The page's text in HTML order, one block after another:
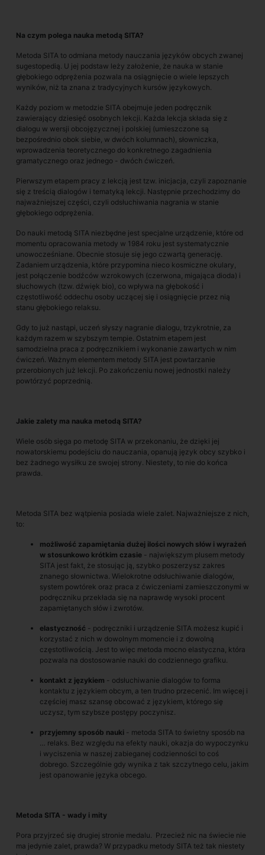
Na czym polega nauka metodą SITA?
Metoda SITA to odmiana metody nauczania języków obcych zwanej
sugestopedią. U jej podstaw leży założenie, że nauka w stanie
głębokiego odprężenia pozwala na osiągnięcie o wiele lepszych
wyników, niż ta znana z tradycyjnych kursów językowych.
Każdy poziom w metodzie SITA obejmuje jeden podręcznik
zawierający dziesięć osobnych lekcji. Każda lekcja składa się z
dialogu w wersji obcojęzycznej i polskiej (umieszczone są
bezpośrednio obok siebie, w dwóch kolumnach), słowniczka,
wprowadzenia teoretycznego do konkretnego zagadnienia
gramatycznego oraz jednego - dwóch ćwiczeń.
Pierwszym etapem pracy z lekcją jest tzw. inicjacja, czyli zapoznanie
się z treścią dialogów i tematyką lekcji. Następnie przechodzimy do
najważniejszej części, czyli odsłuchiwania nagrania w stanie
głębokiego odprężenia.
Do nauki metodą SITA niezbędne jest specjalne urządzenie, które od
momentu opracowania metody w 1984 roku jest systematycznie
unowocześniane. Obecnie stosuje się jego czwartą generację.
Zadaniem urządzenia, które przypomina nieco kosmiczne okulary,
jest połączenie bodźców wzrokowych (czerwona, migająca dioda) i
słuchowych (tzw. dźwięk bio), co wpływa na głębokość i
częstotliwość oddechu osoby uczącej się i osiągnięcie przez nią
stanu głębokiego relaksu.
Gdy to już nastąpi, uczeń słyszy nagranie dialogu, trzykrotnie, za
każdym razem w szybszym tempie. Ostatnim etapem jest
samodzielna praca z podręcznikiem i wykonanie zawartych w nim
ćwiczeń. Ważnym elementem metody SITA jest powtarzanie
przerobionych już lekcji. Po zakończeniu nowej jednostki należy
powtórzyć poprzednią.
Jakie zalety ma nauka metodą SITA?
Wiele osób sięga po metodę SITA w przekonaniu, że dzięki jej
nowatorskiemu podejściu do nauczania, opanują język obcy szybko i
bez żadnego wysiłku ze swojej strony. Niestety, to nie do końca
prawda.
Metoda SITA bez wątpienia posiada wiele zalet. Najważniejsze z nich,
to:
możliwość zapamiętania dużej ilości nowych słów i wyrażeń
w stosunkowo krótkim czasie - największym plusem metody
SITA jest fakt, że stosując ją, szybko poszerzysz zakres
znanego słownictwa. Wielokrotne odsłuchiwanie dialogów,
system powtórek oraz praca z ćwiczeniami zamieszczonymi w
podręczniku przekłada się na naprawdę wysoki procent
zapamiętanych słów i zwrotów.
elastyczność - podręczniki i urządzenie SITA możesz kupić i
korzystać z nich w dowolnym momencie i z dowolną
częstotliwością. Jest to więc metoda mocno elastyczna, która
pozwala na dostosowanie nauki do codziennego grafiku.
kontakt z językiem - odsłuchiwanie dialogów to forma
kontaktu z językiem obcym, a ten trudno przecenić. Im więcej i
częściej masz szansę obcować z językiem, którego się
uczysz, tym szybsze postępy poczynisz.
przyjemny sposób nauki - metoda SITA to świetny sposób na
… relaks. Bez względu na efekty nauki, okazja do wypoczynku
i wyciszenia w naszej zabieganej codzienności to coś
dobrego. Szczególnie gdy wynika z tak szczytnego celu, jakim
jest opanowanie języka obcego.
Metoda SITA - wady i mity
Pora przyjrzeć się drugiej stronie medalu. Przecież nic na świecie nie
ma jedynie zalet, prawda? W przypadku metody SITA też tak niestety